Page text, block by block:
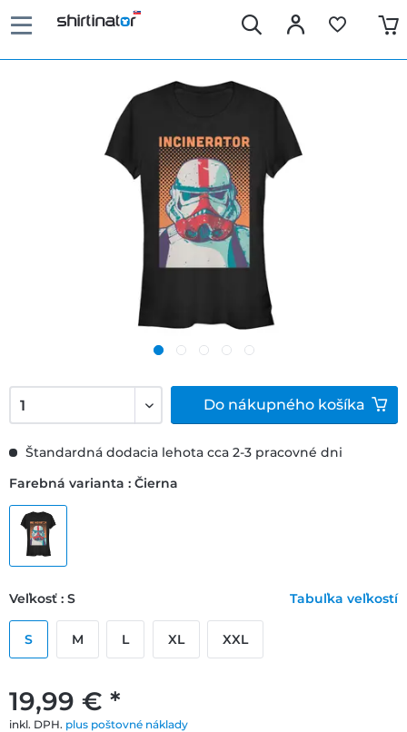
19,99 € *
inkl. DPH. plus poštovné náklady
Štandardná dodacia lehota cca 2-3 pracovné dni
Farebná varianta : Čierna
Veľkosť : S Tabuľka veľkostí
S M L XL XXL
Do nákupného košíka